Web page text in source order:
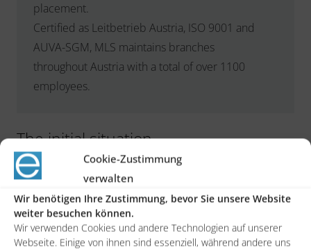
Cookie-Zustimmung
verwalten
Wir benötigen Ihre Zustimmung, bevor Sie unsere Website
weiter besuchen können.
Wir verwenden Cookies und andere Technologien auf unserer
Webseite. Einige von ihnen sind essenziell, während andere uns
placement.
Certified as Leitbetrieb Austria, ISO 9001 and
AUVA-SGM, MLS maintains branches
throughout Austria with a total of over 1100
employees.
The initial situation
Prior to the introduction of the new ATS, the
customer had a self-created system
Candidates were approached via Outlook and
without the use of an Applicant Tracking System